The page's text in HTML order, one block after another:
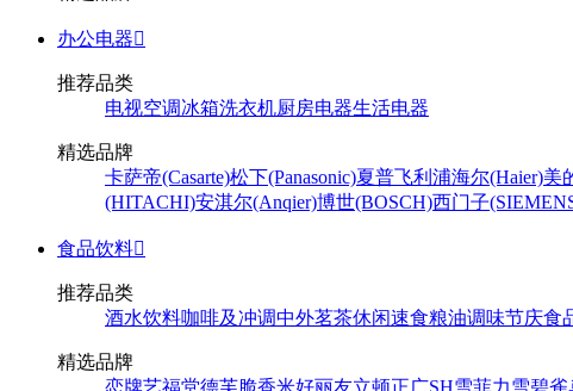
办公电器
推荐品类
电视空调冰箱洗衣机厨房电器生活电器
精选品牌
卡萨帝(Casarte)松下(Panasonic)夏普飞利浦海尔(Haier)美
(HITACHI)安淇尔(Anqier)博世(BOSCH)西门子
食品饮料
推荐品类
酒水饮料咖啡及冲调中外茗茶休闲速食粮油调味节庆食
精选品牌
恋牌艺福堂德芙脆香米好丽友立顿正广SH雪菲力雪碧雀